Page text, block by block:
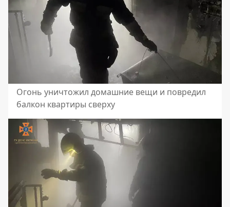
Огонь уничтожил домашние вещи и повредил
балкон квартиры сверху